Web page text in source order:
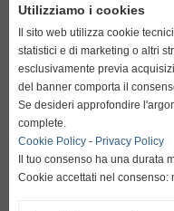
resta su
go to english
http://
Utilizziamo i cookies
Il sito web utilizza cookie
statistici e di marketing o altri
esclusivamente previa
del banner comporta il
Se desideri approfondire
complete.
Cookie Policy - Privacy Policy
Il tuo consenso ha una durata
Cookie accettati nel consenso: